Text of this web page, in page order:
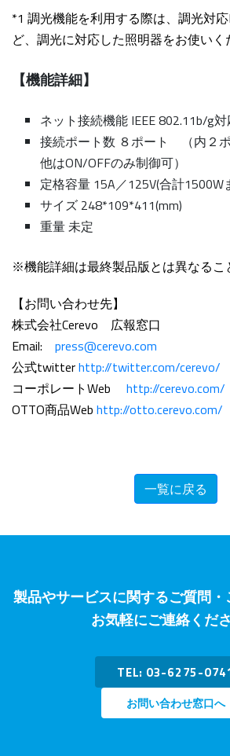
*1 調光機能を利用する際は、調光対
ど、調光に対応した照明器をお使いく
【機能詳細】
ネット接続機能 IEEE 802.11b/g
接続ポート数 ８ポート （内２ポ
他はON/OFFのみ制御可）
定格容量 15A／125V(合計1500W
サイズ 248*109*411(mm)
重量 未定
※機能詳細は最終製品版とは異なるこ
【お問い合わせ先】
株式会社Cerevo 広報窓口
Email: press@cerevo.com
公式twitterhttp://twitter.com/cerevo/
コーポレートWeb http://cerevo.com/
OTTO商品Web http://otto.cerevo.com/
一覧に戻る
製品やサービスに関するご質問
お気軽にご連絡くださ
TEL: 03-6275-
お問い合わせ窓口へ